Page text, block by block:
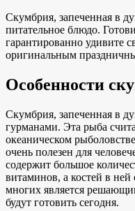
Скумбрия, запеченная в
питательное блюдо.
гарантированно удивите
оригинальным
Особенности
Скумбрия, запеченная в
гурманами. Эта рыба
океаническом
очень полезен для
содержит большое
витаминов, а костей в
многих является
будут готовить сегодня.